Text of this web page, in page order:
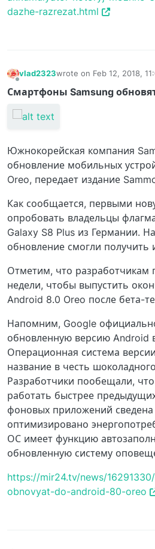
dazhe-razrezat.html
vlad2323wrote on Feb 12, 2018,
last edited by
Смартфоны Samsung
Южнокорейская компания
обновление мобильных
Oreo, передает издание
Как сообщается, первыми
опробовать владельцы
Galaxy S8 Plus из Германии.
обновление смогли получить
Отметим, что разработчикам
недели, чтобы выпустить
Android 8.0 Oreo после бета-
Напомним, Google
обновленную версию Android
Операционная система
название в честь
Разработчики пообещали,
работать быстрее
фоновых приложений
оптимизировано
ОС имеет функцию
обновленную систему
https://mir24.tv/news/
obnovyat-do-android-80-oreo